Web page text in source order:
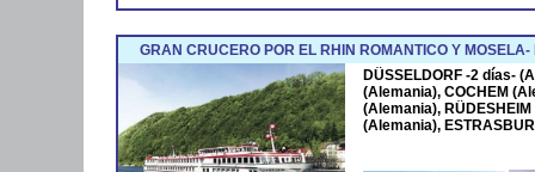
GRAN CRUCERO POR EL RHIN ROMANTICO Y
DÜSSELDORF -2 días-
(Alemania), COCHEM
(Alemania),
(Alemania),